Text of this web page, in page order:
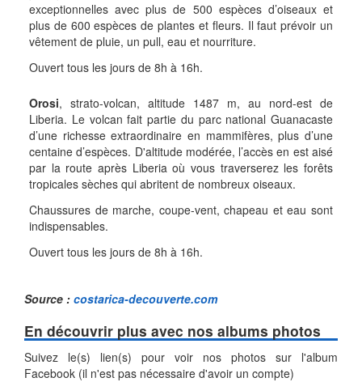
exceptionnelles avec plus de 500 espèces d’oiseaux et
plus de 600 espèces de plantes et fleurs. Il faut prévoir un
vêtement de pluie, un pull, eau et nourriture.
Ouvert tous les jours de 8h à 16h.
Orosi, strato-volcan, altitude 1487 m, au nord-est de
Liberia. Le volcan fait partie du parc national Guanacaste
d’une richesse extraordinaire en mammifères, plus d’une
centaine d’espèces. D'altitude modérée, l’accès en est aisé
par la route après Liberia où vous traverserez les forêts
tropicales sèches qui abritent de nombreux oiseaux.
Chaussures de marche, coupe-vent, chapeau et eau sont
indispensables.
Ouvert tous les jours de 8h à 16h.
Source : costarica-decouverte.com
En découvrir plus avec nos albums photos
Suivez le(s) lien(s) pour voir nos photos sur l'album
Facebook (il n'est pas nécessaire d'avoir un compte)